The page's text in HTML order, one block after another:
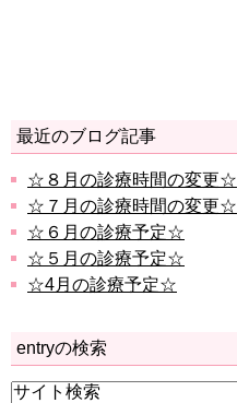
最近のブログ記事
☆８月の診療時間の変更☆
☆７月の診療時間の変更☆
☆６月の診療予定☆
☆５月の診療予定☆
☆4月の診療予定☆
entryの検索